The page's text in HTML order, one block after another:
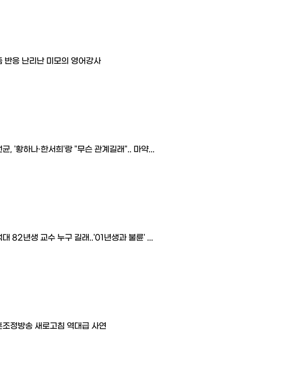
반응 난리난 미모의 영어강사
균, '황하나·한서희'랑 "무슨 관계길래".. 마약...
대 82년생 교수 누구 길래..'01년생과 불륜' ...
조정방송 새로고침 역대급 사연